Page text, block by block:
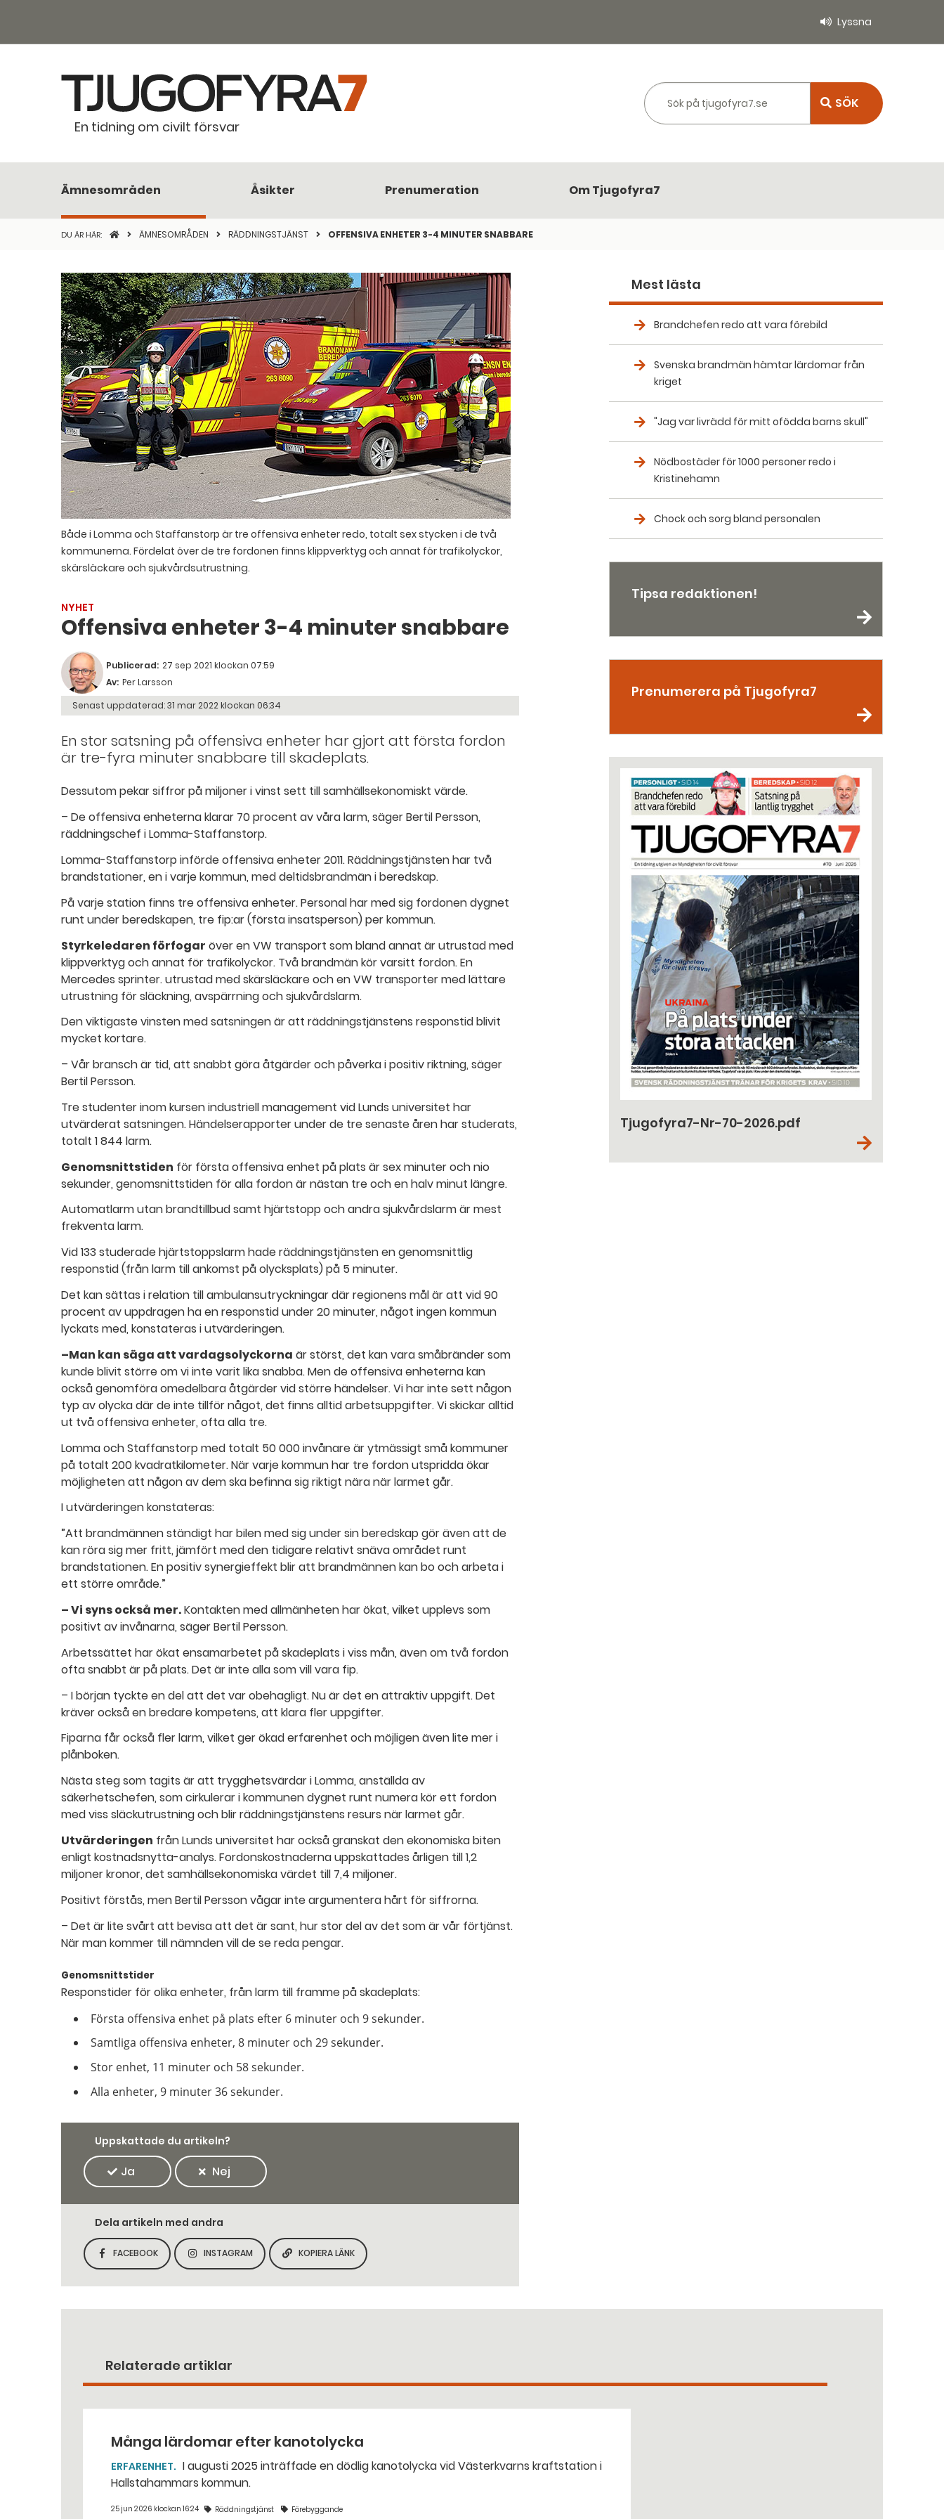
Lyssna
En tidning om civilt försvar
Sök på tjugofyra7.se
Ämnesområden Åsikter Prenumeration Om Tjugofyra7
DU ÄR HÄR: STARTSIDANÄMNESOMRÅDEN RÄDDNINGSTJÄNST OFFENSIVA ENHETER 3-4 MINUTER SNABBARE
Både i Lomma och Staffanstorp är tre offensiva enheter redo, totalt sex stycken i de två
kommunerna. Fördelat över de tre fordonen finns klippverktyg och annat för trafikolyckor,
skärsläckare och sjukvårdsutrustning.
NYHET
Offensiva enheter 3-4 minuter snabbare
Publicerad: 27 sep 2021 klockan 07:59
Av: Per Larsson
Senast uppdaterad:31 mar 2022 klockan 06:34
En stor satsning på offensiva enheter har gjort att första fordon
är tre-fyra minuter snabbare till skadeplats.
Dessutom pekar siffror på miljoner i vinst sett till samhällsekonomiskt värde.
– De offensiva enheterna klarar 70 procent av våra larm, säger Bertil Persson,
räddningschef i Lomma-Staffanstorp.
Lomma-Staffanstorp införde offensiva enheter 2011. Räddningstjänsten har två
brandstationer, en i varje kommun, med deltidsbrandmän i beredskap.
På varje station finns tre offensiva enheter. Personal har med sig fordonen dygnet
runt under beredskapen, tre fip:ar (första insatsperson) per kommun.
Styrkeledaren förfogar över en VW transport som bland annat är utrustad med
klippverktyg och annat för trafikolyckor. Två brandmän kör varsitt fordon. En
Mercedes sprinter. utrustad med skärsläckare och en VW transporter med lättare
utrustning för släckning, avspärrning och sjukvårdslarm.
Den viktigaste vinsten med satsningen är att räddningstjänstens responstid blivit
mycket kortare.
– Vår bransch är tid, att snabbt göra åtgärder och påverka i positiv riktning, säger
Bertil Persson.
Tre studenter inom kursen industriell management vid Lunds universitet har
utvärderat satsningen. Händelserapporter under de tre senaste åren har studerats,
totalt 1 844 larm.
Genomsnittstiden för första offensiva enhet på plats är sex minuter och nio
sekunder, genomsnittstiden för alla fordon är nästan tre och en halv minut längre.
Automatlarm utan brandtillbud samt hjärtstopp och andra sjukvårdslarm är mest
frekventa larm.
Vid 133 studerade hjärtstoppslarm hade räddningstjänsten en genomsnittlig
responstid (från larm till ankomst på olycksplats) på 5 minuter.
Det kan sättas i relation till ambulansutryckningar där regionens mål är att vid 90
procent av uppdragen ha en responstid under 20 minuter, något ingen kommun
lyckats med, konstateras i utvärderingen.
–Man kan säga att vardagsolyckorna är störst, det kan vara småbränder som
kunde blivit större om vi inte varit lika snabba. Men de offensiva enheterna kan
också genomföra omedelbara åtgärder vid större händelser. Vi har inte sett någon
typ av olycka där de inte tillför något, det finns alltid arbetsuppgifter. Vi skickar alltid
ut två offensiva enheter, ofta alla tre.
Lomma och Staffanstorp med totalt 50 000 invånare är ytmässigt små kommuner
på totalt 200 kvadratkilometer. När varje kommun har tre fordon utspridda ökar
möjligheten att någon av dem ska befinna sig riktigt nära när larmet går.
I utvärderingen konstateras:
”Att brandmännen ständigt har bilen med sig under sin beredskap gör även att de
kan röra sig mer fritt, jämfört med den tidigare relativt snäva området runt
brandstationen. En positiv synergieffekt blir att brandmännen kan bo och arbeta i
ett större område.”
– Vi syns också mer.Kontakten med allmänheten har ökat, vilket upplevs som
positivt av invånarna, säger Bertil Persson.
Arbetssättet har ökat ensamarbetet på skadeplats i viss mån, även om två fordon
ofta snabbt är på plats. Det är inte alla som vill vara fip.
– I början tyckte en del att det var obehagligt. Nu är det en attraktiv uppgift. Det
kräver också en bredare kompetens, att klara fler uppgifter.
Fiparna får också fler larm, vilket ger ökad erfarenhet och möjligen även lite mer i
plånboken.
Nästa steg som tagits är att trygghetsvärdar i Lomma, anställda av
säkerhetschefen, som cirkulerar i kommunen dygnet runt numera kör ett fordon
med viss släckutrustning och blir räddningstjänstens resurs när larmet går.
Utvärderingen från Lunds universitet har också granskat den ekonomiska biten
enligt kostnadsnytta-analys. Fordonskostnaderna uppskattades årligen till 1,2
miljoner kronor, det samhällsekonomiska värdet till 7,4 miljoner.
Positivt förstås, men Bertil Persson vågar inte argumentera hårt för siffrorna.
– Det är lite svårt att bevisa att det är sant, hur stor del av det som är vår förtjänst.
När man kommer till nämnden vill de se reda pengar.
Genomsnittstider
Responstider för olika enheter, från larm till framme på skadeplats:
Första offensiva enhet på plats efter 6 minuter och 9 sekunder.
Samtliga offensiva enheter, 8 minuter och 29 sekunder.
Stor enhet, 11 minuter och 58 sekunder.
Alla enheter, 9 minuter 36 sekunder.
Uppskattade du artikeln?
Ja Nej
Dela artikeln med andra
DELA SIDAN PÅ
FACEBOOK
DELA SIDAN PÅ
INSTAGRAM
KOPIERA SIDANS LÄNK
KOPIERA LÄNK
Mest lästa
Brandchefen redo att vara förebild
Svenska brandmän hämtar lärdomar från
kriget
"Jag var livrädd för mitt ofödda barns skull"
Nödbostäder för 1000 personer redo i
Kristinehamn
Chock och sorg bland personalen
Tipsa redaktionen!
Prenumerera på Tjugofyra7
Tjugofyra7-Nr-70-2026.pdf
Relaterade artiklar
Många lärdomar efter kanotolycka
ERFARENHET
Hallstahammars kommun.
25 jun 2026 klockan 16:24 Räddningstjänst Förebyggande